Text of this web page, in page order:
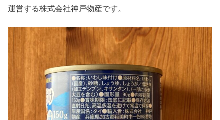
運営する株式会社神戸物産です。